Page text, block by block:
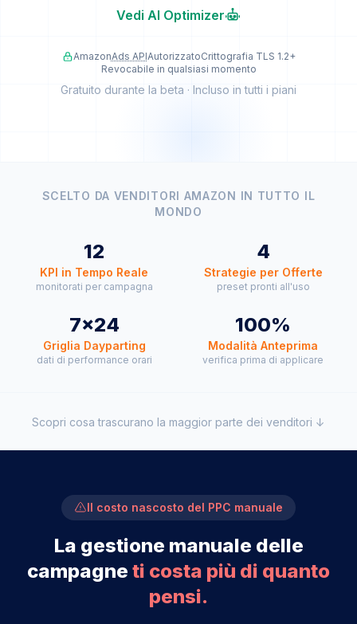
Vedi AI Optimizer
AmazonAds APIAutorizzatoCrittografia TLS 1.2+
Revocabile in qualsiasi momento
Gratuito durante la beta · Incluso in tutti i piani
Prova sociale e metriche chiave
SCELTO DA VENDITORI AMAZON IN TUTTO IL
MONDO
12
KPI in Tempo Reale
monitorati per campagna
4
Strategie per Offerte
preset pronti all'uso
7×24
Griglia Dayparting
dati di performance orari
100%
Modalità Anteprima
verifica prima di applicare
Scopri cosa trascurano la maggior parte dei venditori ↓
Il costo nascosto del PPC manuale
La gestione manuale delle
campagne ti costa più di quanto
pensi.